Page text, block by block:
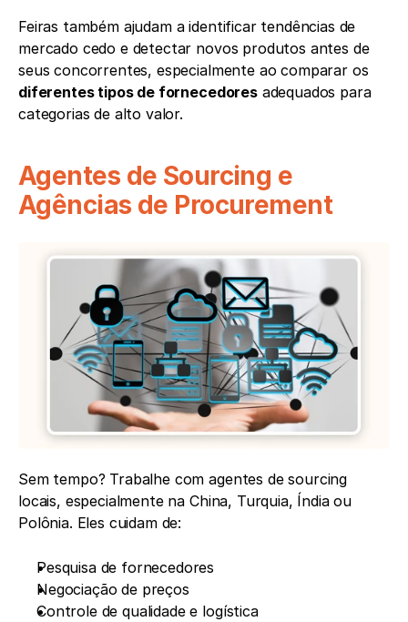
Feiras também ajudam a identificar tendências de
mercado cedo e detectar novos produtos antes de
diferentes tipos de fornecedores adequados para
categorias de alto valor.
Agentes de Sourcing e
Agências de Procurement
Sem tempo? Trabalhe com agentes de sourcing
locais, especialmente na China, Turquia, Índia ou
Polônia. Eles cuidam de:
Pesquisa de fornecedores
Negociação de preços
Controle de qualidade e logística